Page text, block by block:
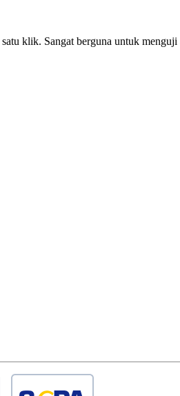
klik. Sangat berguna untuk